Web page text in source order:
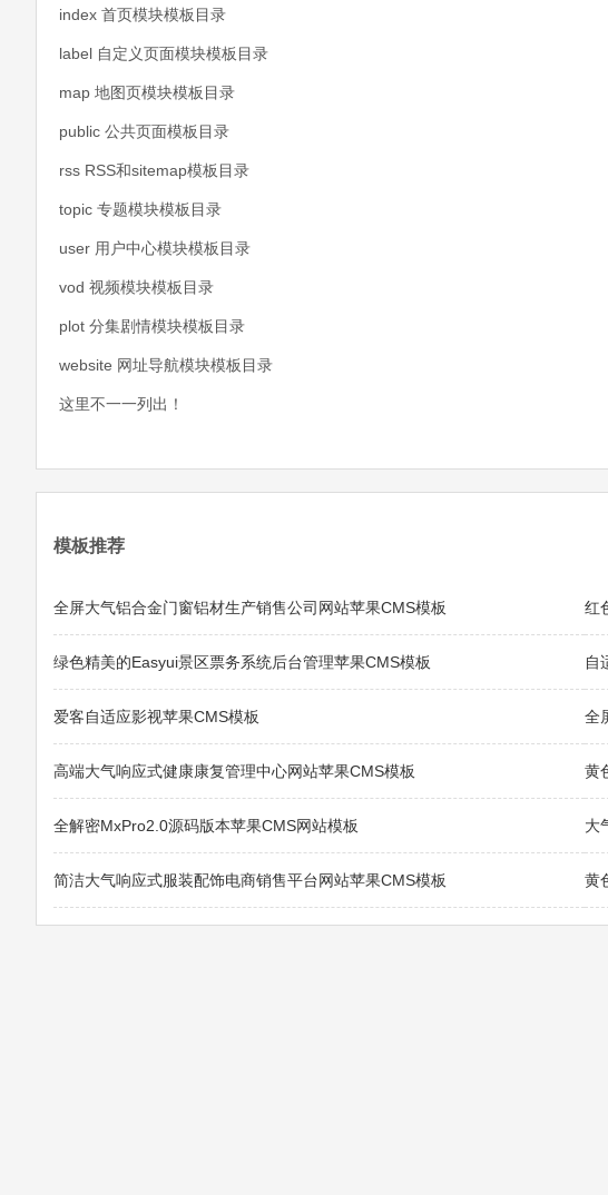
index 首页模块模板目录
label 自定义页面模块模板目录
map 地图页模块模板目录
public 公共页面模板目录
rss RSS和sitemap模板目录
topic 专题模块模板目录
user 用户中心模块模板目录
vod 视频模块模板目录
plot 分集剧情模块模板目录
website 网址导航模块模板目录
这里不一一列出！
模板推荐
全屏大气铝合金门窗铝材生产销售公司网站苹果CMS模板 红
绿色精美的Easyui景区票务系统后台管理苹果CMS模板 自
爱客自适应影视苹果CMS模板 全
高端大气响应式健康康复管理中心网站苹果CMS模板 黄
全解密MxPro2.0源码版本苹果CMS网站模板 大
简洁大气响应式服装配饰电商销售平台网站苹果CMS模板 黄